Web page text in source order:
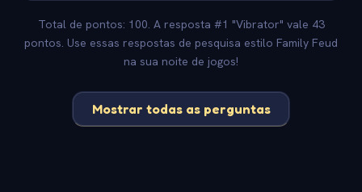
Total de pontos: 100. A resposta #1 "Vibrator" vale 43
pontos. Use essas respostas de pesquisa estilo Family Feud
na sua noite de jogos!
Mostrar todas as perguntas